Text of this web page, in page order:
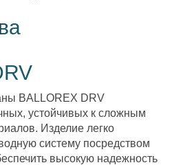
BALLOREX DRV
устойчивых к сложным
Изделие легко
систему посредством
высокую надежность